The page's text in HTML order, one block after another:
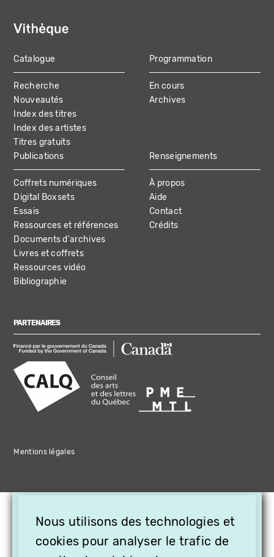
MAIN
NAVIGATION
Catalogue
Recherche
Nouveautés
Index des titres
Index des artistes
Titres gratuits
Programmation
En cours
Archives
Publications
Coffrets numériques
Digital Boxsets
Essais
Ressources et références
Documents d'archives
Livres et coffrets
Ressources vidéo
Bibliographie
Renseignements
À propos
Aide
Contact
Crédits
PARTENAIRES
Mentions légales
Nous utilisons des technologies et
cookies pour analyser le trafic de
OFFREZ LA VIDÉO EN
CADEAU, ABONNEZ VOS